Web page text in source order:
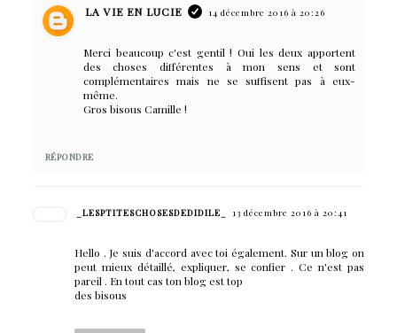
LA VIE EN LUCIE 14 décembre 2016 à 20:26
Merci beaucoup c'est gentil ! Oui les deux apportent
des choses différentes à mon sens et sont
complémentaires mais ne se suffisent pas à eux-
même.
Gros bisous Camille !
RÉPONDRE
_LESPTITESCHOSESDEDIDILE_ 13 décembre 2016 à 20:41
Hello . Je suis d'accord avec toi également. Sur un blog on
peut mieux détaillé, expliquer, se confier . Ce n'est pas
pareil . En tout cas ton blog est top
des bisous